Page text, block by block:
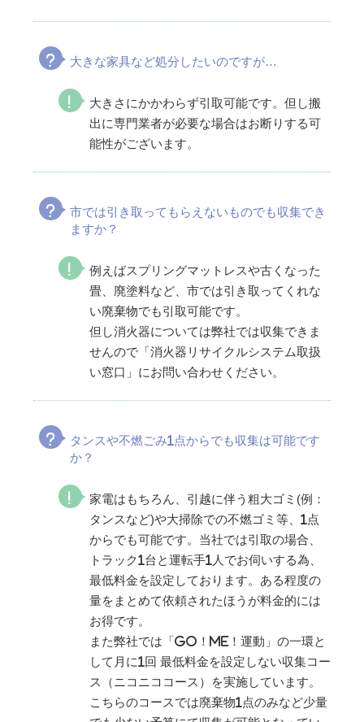
大きな家具など処分したいのですが…
大きさにかかわらず引取可能です。但し搬
出に専門業者が必要な場合はお断りする可
能性がございます。
市では引き取ってもらえないものでも収集でき
ますか？
例えばスプリングマットレスや古くなった
畳、廃塗料など、市では引き取ってくれな
い廃棄物でも引取可能です。
但し消火器については弊社では収集できま
せんので「消火器リサイクルシステム取扱
い窓口」にお問い合わせください。
タンスや不燃ごみ1点からでも収集は可能です
か？
家電はもちろん、引越に伴う粗大ゴミ(例：
タンスなど)や大掃除での不燃ゴミ等、1点
からでも可能です。当社では引取の場合、
トラック1台と運転手1人でお伺いする為、
最低料金を設定しております。ある程度の
量をまとめて依頼されたほうが料金的には
お得です。
また弊社では「GO！ME！運動」の一環と
して月に1回 最低料金を設定しない収集コー
ス（ニコニココース）を実施しています。
こちらのコースでは廃棄物1点のみなど少量